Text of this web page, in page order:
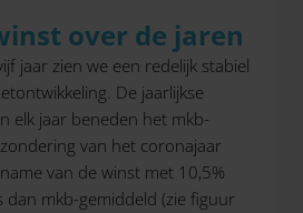
over de jaren
jaar zien we een redelijk stabiel
De jaarlijkse
elk jaar beneden het mkb-
van het coronajaar
van de winst met 10,5%
dan mkb-gemiddeld (zie figuur